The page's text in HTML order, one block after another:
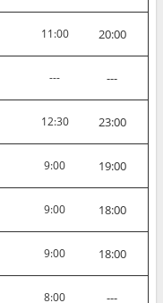
11:00 20:00
--- ---
12:30 23:00
9:00 19:00
9:00 18:00
9:00 18:00
8:00 ---